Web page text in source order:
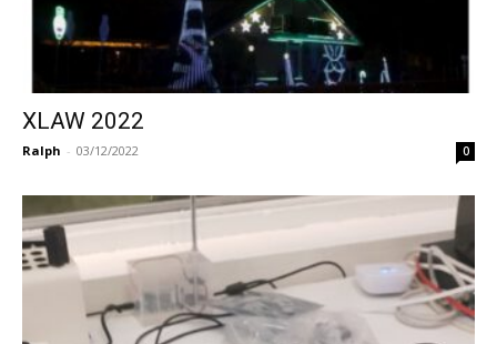
XLAW 2022
Ralph - 03/12/2022 0